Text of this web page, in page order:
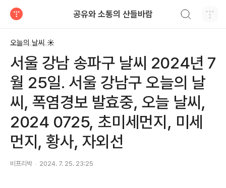
공유와 소통의 산들바람
오늘의 날씨 ☀
서울 강남 송파구 날씨 2024년 7
월 25일. 서울 강남구 오늘의 날
씨, 폭염경보 발효중, 오늘 날씨,
2024 0725, 초미세먼지, 미세
먼지, 황사, 자외선
비프리박 2024. 7. 25. 23:25